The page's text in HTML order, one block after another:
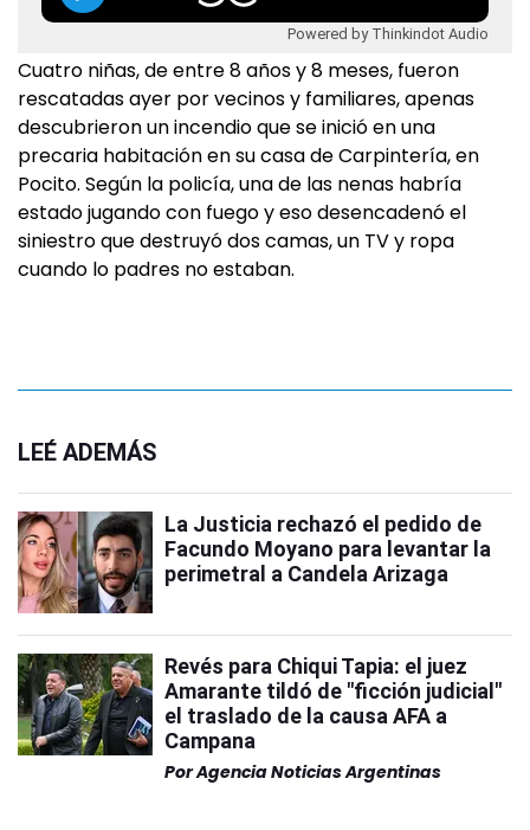
Powered by Thinkindot Audio
Cuatro niñas, de entre 8 años y 8 meses, fueron
rescatadas ayer por vecinos y familiares, apenas
descubrieron un incendio que se inició en una
precaria habitación en su casa de Carpintería, en
Pocito. Según la policía, una de las nenas habría
estado jugando con fuego y eso desencadenó el
siniestro que destruyó dos camas, un TV y ropa
cuando lo padres no estaban.
LEÉ ADEMÁS
La Justicia rechazó el pedido de
Facundo Moyano para levantar la
perimetral a Candela Arizaga
Revés para Chiqui Tapia: el juez
Amarante tildó de "ficción judicial"
el traslado de la causa AFA a
Campana
PorAgencia Noticias Argentinas